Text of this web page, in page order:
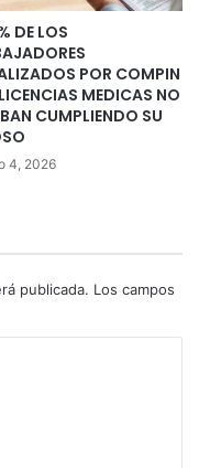
DE LOS
POR COMPIN
MEDICAS NO
CUMPLIENDO SU
4, 2026
publicada. Los campos